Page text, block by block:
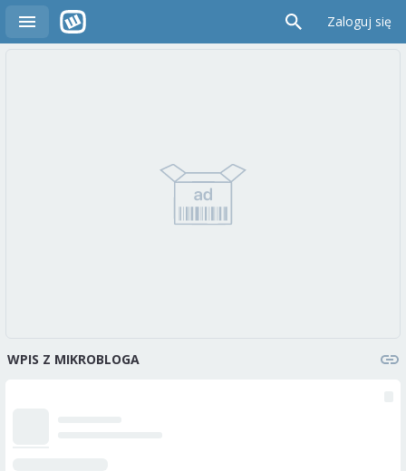
Zaloguj się
WPIS Z MIKROBLOGA